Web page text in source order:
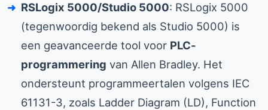
RSLogix 5000/Studio 5000: RSLogix 5000
(tegenwoordig bekend als Studio 5000) is
een geavanceerde tool voor PLC-
programmering van Allen Bradley. Het
ondersteunt programmeertalen volgens IEC
61131-3, zoals Ladder Diagram (LD), Function